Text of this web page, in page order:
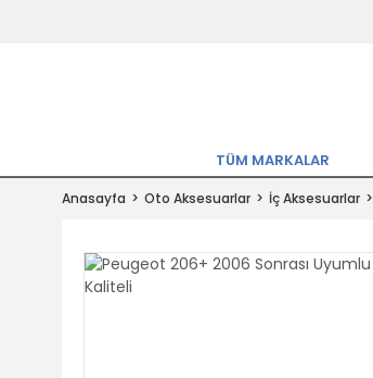
Tıkla Al, Mutlu Kal!
TÜM MARKALAR
Anasayfa Oto Aksesuarlar İç Aksesuarlar